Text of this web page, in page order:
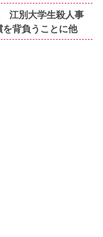
江別大学生殺人事
背負うことに他